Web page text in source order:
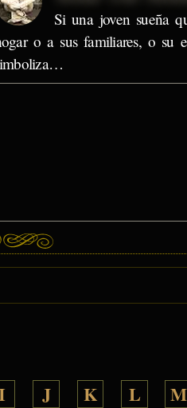
Si una joven sueña
o a sus familiares, o su
J K L M